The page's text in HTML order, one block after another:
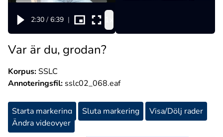
2:30 / 6:39 |
Var är du, grodan?
Korpus:SSLC
Annoteringsfil: sslc02_068.eaf
Starta markering Sluta markering
Visa/Dölj rader
Ändra videovyer